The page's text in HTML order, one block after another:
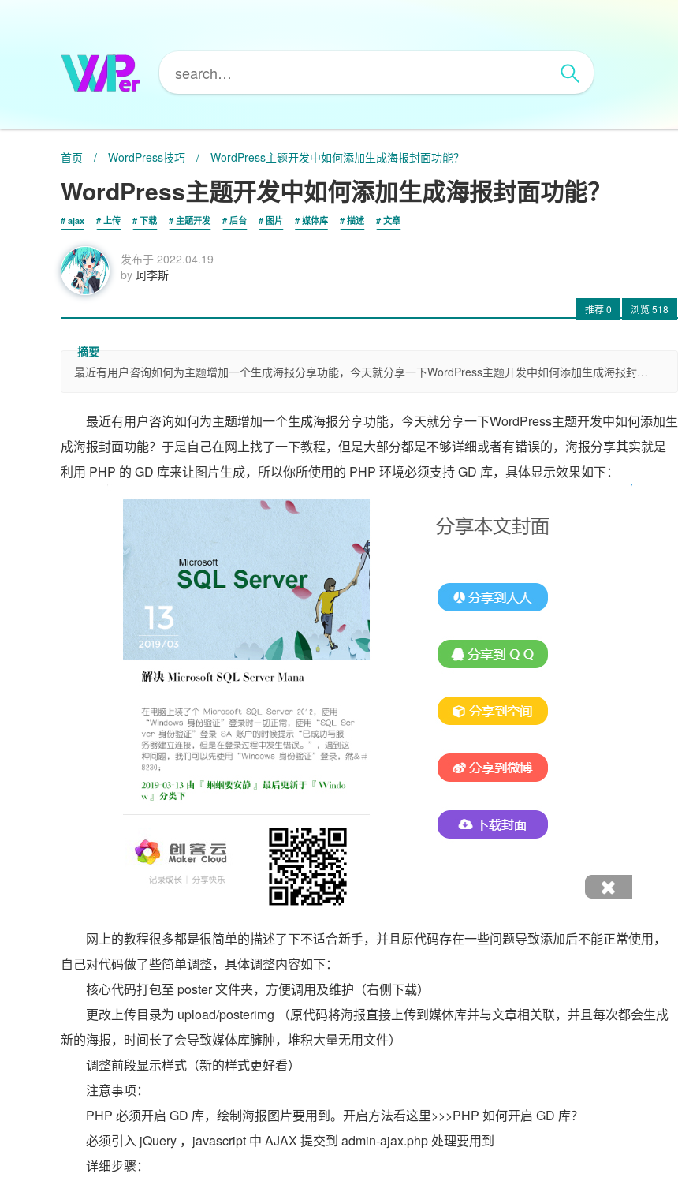
首页 / WordPress技巧 / WordPress主题开发中如何添加生成海报封面功能？
WordPress主题开发中如何添加生成海报封面功能？
ajax 上传 下载 主题开发 后台 图片 媒体库 描述 文章
发布于 2022.04.19
by 珂李斯
推荐0 浏览518
最近有用户咨询如何为主题增加一个生成海报分享功能，今天就分享一下WordPress主题开发中如何添加生成海报封…
最近有用户咨询如何为主题增加一个生成海报分享功能，今天就分享一下WordPress主题开发中如何添加生
成海报封面功能？于是自己在网上找了一下教程，但是大部分都是不够详细或者有错误的，海报分享其实就是
利用 PHP 的 GD 库来让图片生成，所以你所使用的 PHP 环境必须支持 GD 库，具体显示效果如下：
网上的教程很多都是很简单的描述了下不适合新手，并且原代码存在一些问题导致添加后不能正常使用，
自己对代码做了些简单调整，具体调整内容如下：
核心代码打包至 poster 文件夹，方便调用及维护（右侧下载）
更改上传目录为 upload/posterimg （原代码将海报直接上传到媒体库并与文章相关联，并且每次都会生成
新的海报，时间长了会导致媒体库臃肿，堆积大量无用文件）
调整前段显示样式（新的样式更好看）
注意事项：
PHP 必须开启 GD 库，绘制海报图片要用到。开启方法看这里>>>PHP 如何开启 GD 库？
必须引入 jQuery ，javascript 中 AJAX 提交到 admin-ajax.php 处理要用到
详细步骤：